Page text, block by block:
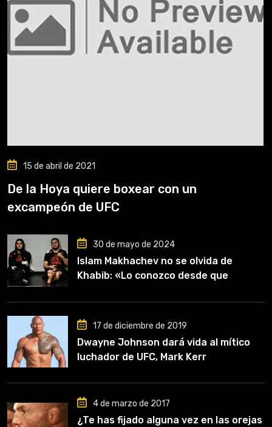
15 de abril de 2021
De la Hoya quiere boxear con un
excampeón de UFC
30 de mayo de 2024
Islam Makhachev no se olvida de
Khabib: «Lo conozco desde que
clave en mi carrera»
17 de diciembre de 2019
Dwayne Johnson dará vida al mítico
luchador de UFC, Mark Kerr
4 de marzo de 2017
¿Te has fijado alguna vez en las orejas